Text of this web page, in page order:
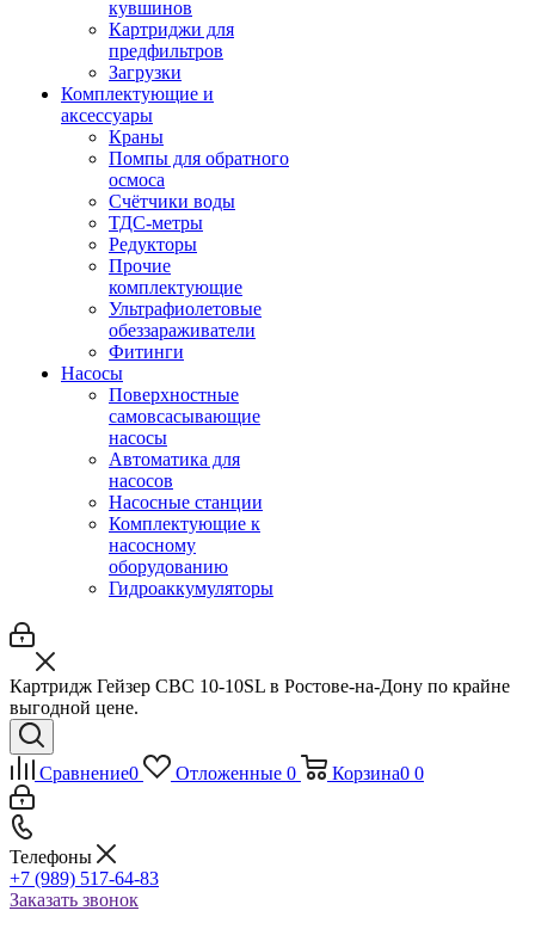
кувшинов
Картриджи для
предфильтров
Загрузки
Комплектующие и
аксессуары
Краны
Помпы для обратного
осмоса
Счётчики воды
ТДС-метры
Редукторы
Прочие
комплектующие
Ультрафиолетовые
обеззараживатели
Фитинги
Насосы
Поверхностные
самовсасывающие
насосы
Автоматика для
насосов
Насосные станции
Комплектующие к
насосному
оборудованию
Гидроаккумуляторы
Картридж Гейзер CВC 10-10SL в Ростове-на-Дону по крайне
выгодной цене.
Сравнение0 Отложенные 0 Корзина0 0
Телефоны
+7 (989) 517-64-83
Заказать звонок